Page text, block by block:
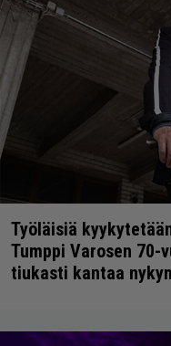
Työläisiä
Tumppi Varosen
tiukasti kantaa